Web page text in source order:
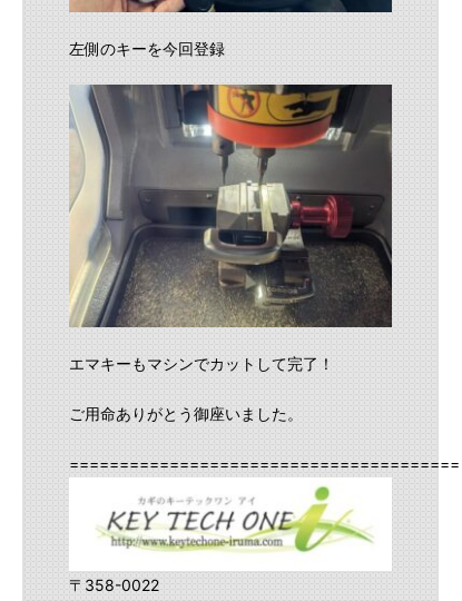
左側のキーを今回登録
エマキーもマシンでカットして完了！
ご用命ありがとう御座いました。
〒358-0022